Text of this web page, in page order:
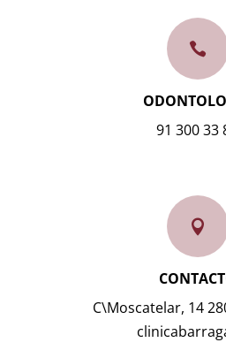

91 300 33

C\Moscatelar, 14